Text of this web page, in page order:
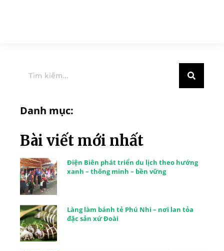
Danh mục:
Bài viết mới nhất
Điện Biên phát triển du lịch theo hướng
xanh – thông minh – bền vững
Làng làm bánh tẻ Phú Nhi – nơi lan tỏa
đặc sản xứ Đoài